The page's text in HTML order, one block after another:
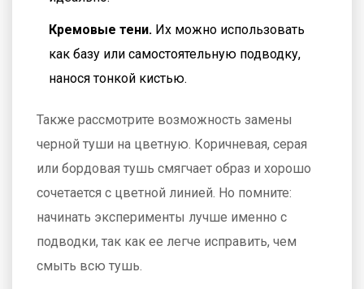
Кремовые тени. Их можно использовать
как базу или самостоятельную подводку,
нанося тонкой кистью.
Также рассмотрите возможность замены
черной туши на цветную. Коричневая, серая
или бордовая тушь смягчает образ и хорошо
сочетается с цветной линией. Но помните:
начинать эксперименты лучше именно с
подводки, так как ее легче исправить, чем
смыть всю тушь.